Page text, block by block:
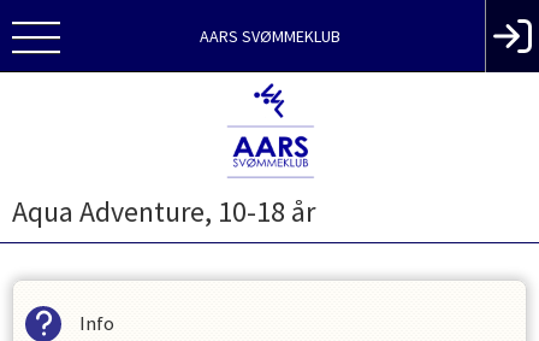
AARS SVØMMEKLUB
Aqua Adventure, 10-18 år
Info